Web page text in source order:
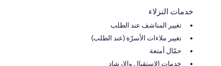
خدمات النزلاء
تغيير المناشف عند الطلب
تغيير ملاءات الأسرّة (عند الطلب)
حمّال أمتعة
خدمات الاستقبال والإرشاد